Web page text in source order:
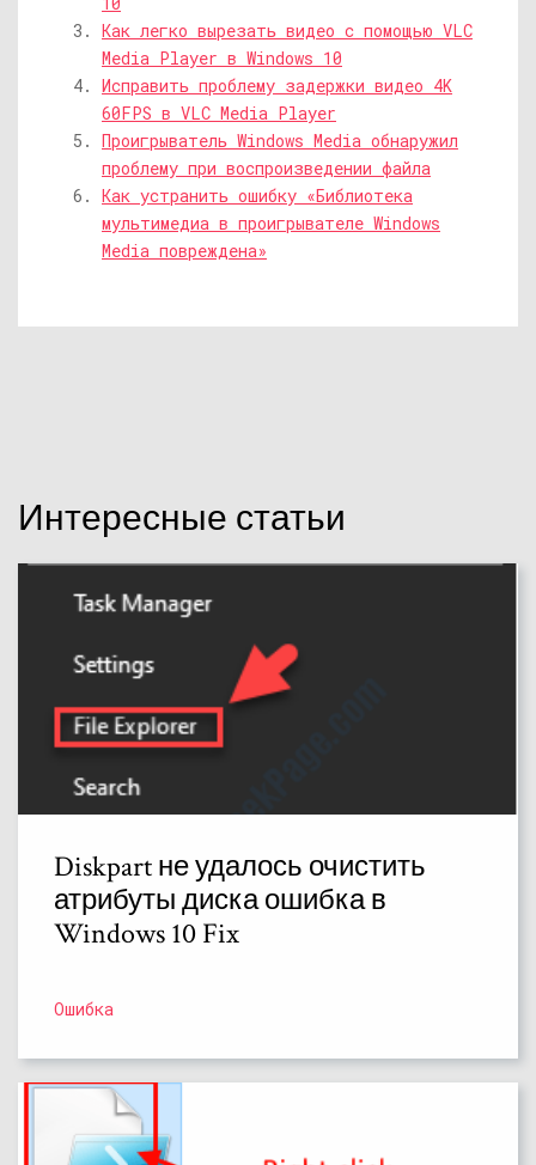
Как легко вырезать видео с помощью VLC
Media Player в Windows 10
Исправить проблему задержки видео 4K
60FPS в VLC Media Player
Проигрыватель Windows Media обнаружил
проблему при воспроизведении файла
Как устранить ошибку «Библиотека
мультимедиа в проигрывателе Windows
Media повреждена»
Интересные статьи
Diskpart не удалось очистить
атрибуты диска ошибка в
Windows 10 Fix
Ошибка